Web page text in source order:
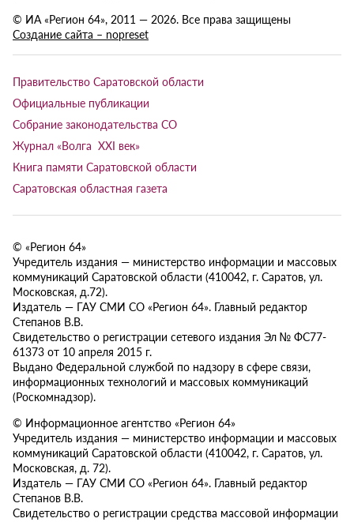
© ИА «Регион 64», 2011 — 2026. Все права защищены
Создание сайта – nopreset
Правительство Саратовской области
Официальные публикации
Собрание законодательства СО
Журнал «Волга XXI век»
Книга памяти Саратовской области
Саратовская областная газета
© «Регион 64»
Учредитель издания — министерство информации и массовых
коммуникаций Саратовской области (410042, г. Саратов, ул.
Московская, д.72).
Издатель — ГАУ СМИ СО «Регион 64». Главный редактор
Степанов В.В.
Свидетельство о регистрации сетевого издания Эл № ФС77-
61373 от 10 апреля 2015 г.
Выдано Федеральной службой по надзору в сфере связи,
информационных технологий и массовых коммуникаций
(Роскомнадзор).
© Информационное агентство «Регион 64»
Учредитель издания — министерство информации и массовых
коммуникаций Саратовской области (410042, г. Саратов, ул.
Московская, д. 72).
Издатель — ГАУ СМИ СО «Регион 64». Главный редактор
Степанов В.В.
Свидетельство о регистрации средства массовой информации